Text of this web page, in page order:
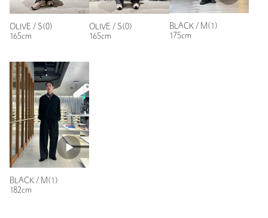
OLIVE / S(0)
165cm
OLIVE / S(0)
165cm
BLACK / M(1)
175cm
BLACK / M(1)
182cm